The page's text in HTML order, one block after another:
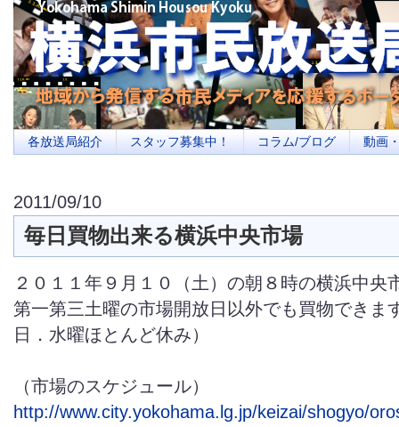
横浜の地域メディア、地域・市民・放送局・メディアを応援するポータルサ
を目指します
各放送局紹介 スタッフ募集中！ コラム/ブログ 動画
2011/09/10
毎日買物出来る横浜中央市場
２０１１年９月１０（土）の朝８時の横浜中央
第一第三土曜の市場開放日以外でも買物できま
日．水曜ほとんど休み）
（市場のスケジュール）
http://www.city.yokohama.lg.jp/keizai/shogyo/